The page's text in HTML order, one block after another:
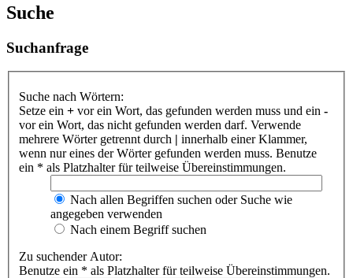
Suche
Suchanfrage
Suche nach Wörtern:
Setze ein + vor ein Wort, das gefunden werden muss und ein -
vor ein Wort, das nicht gefunden werden darf. Verwende
mehrere Wörter getrennt durch | innerhalb einer Klammer,
wenn nur eines der Wörter gefunden werden muss. Benutze
ein * als Platzhalter für teilweise Übereinstimmungen.
Nach allen Begriffen suchen oder Suche wie
angegeben verwenden
Nach einem Begriff suchen
Zu suchender Autor:
Benutze ein * als Platzhalter für teilweise Übereinstimmungen.